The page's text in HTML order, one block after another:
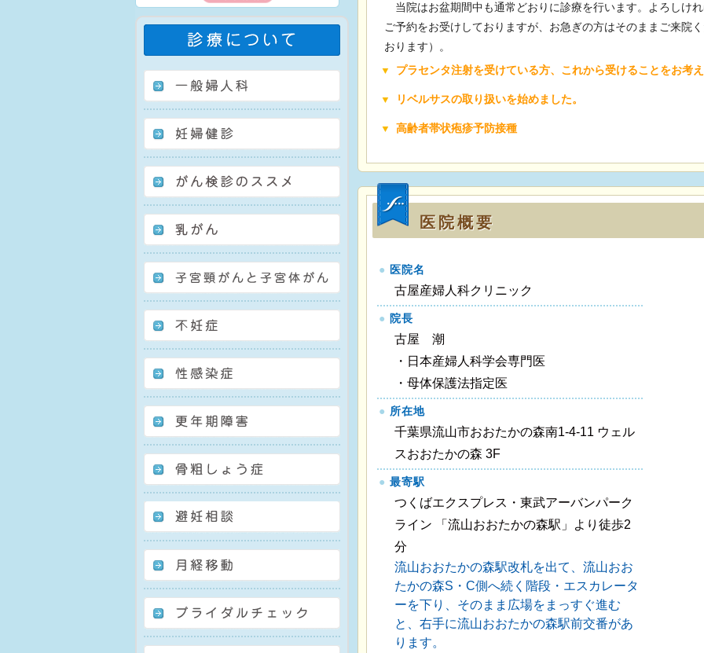
当院はお盆期間中も通常どおりに診療を行います。よろしけ
ご予約をお受けしておりますが、お急ぎの方はそのままご来院
おります）。
プラセンタ注射を受けている方、これから受けることをお考
リベルサスの取り扱いを始めました。
高齢者帯状疱疹予防接種
医院概要
● 医院名
古屋産婦人科クリニック
● 院長
古屋 潮
・日本産婦人科学会専門医
・母体保護法指定医
● 所在地
千葉県流山市おおたかの森南1-4-11 ウェル
スおおたかの森 3F
● 最寄駅
つくばエクスプレス・東武アーバンパーク
ライン 「流山おおたかの森駅」より徒歩2
分
流山おおたかの森駅改札を出て、流山おお
たかの森S・C側へ続く階段・エスカレータ
ーを下り、そのまま広場をまっすぐ進む
と、右手に流山おおたかの森駅前交番があ
ります。